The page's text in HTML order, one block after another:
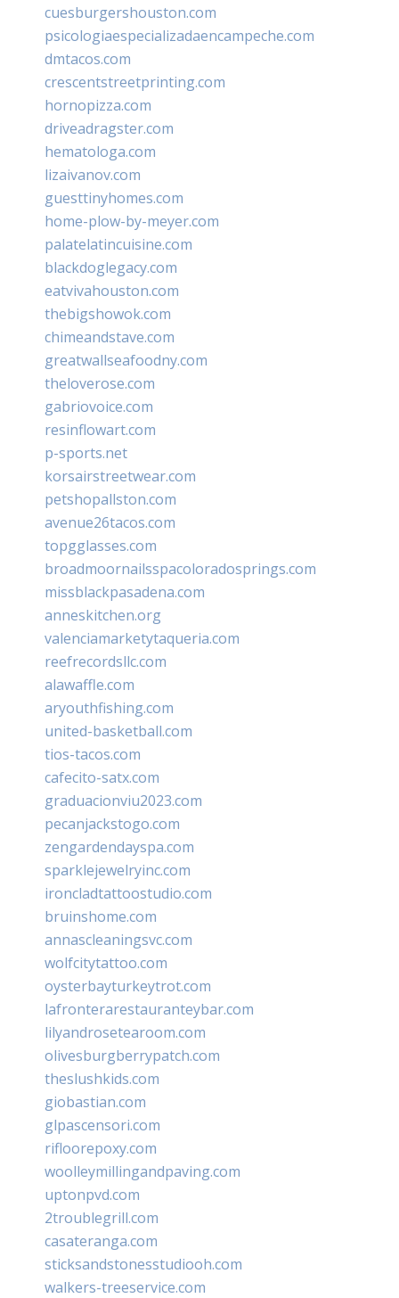
cuesburgershouston.com
psicologiaespecializadaencampeche.com
dmtacos.com
crescentstreetprinting.com
hornopizza.com
driveadragster.com
hematologa.com
lizaivanov.com
guesttinyhomes.com
home-plow-by-meyer.com
palatelatincuisine.com
blackdoglegacy.com
eatvivahouston.com
thebigshowok.com
chimeandstave.com
greatwallseafoodny.com
theloverose.com
gabriovoice.com
resinflowart.com
p-sports.net
korsairstreetwear.com
petshopallston.com
avenue26tacos.com
topgglasses.com
broadmoornailsspacoloradosprings.com
missblackpasadena.com
anneskitchen.org
valenciamarketytaqueria.com
reefrecordsllc.com
alawaffle.com
aryouthfishing.com
united-basketball.com
tios-tacos.com
cafecito-satx.com
graduacionviu2023.com
pecanjackstogo.com
zengardendayspa.com
sparklejewelryinc.com
ironcladtattoostudio.com
bruinshome.com
annascleaningsvc.com
wolfcitytattoo.com
oysterbayturkeytrot.com
lafronterarestauranteybar.com
lilyandrosetearoom.com
olivesburgberrypatch.com
theslushkids.com
giobastian.com
glpascensori.com
rifloorepoxy.com
woolleymillingandpaving.com
uptonpvd.com
2troublegrill.com
casateranga.com
sticksandstonesstudiooh.com
walkers-treeservice.com